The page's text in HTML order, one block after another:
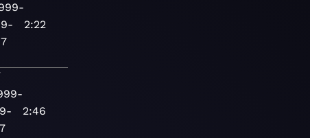
2:22
2:46